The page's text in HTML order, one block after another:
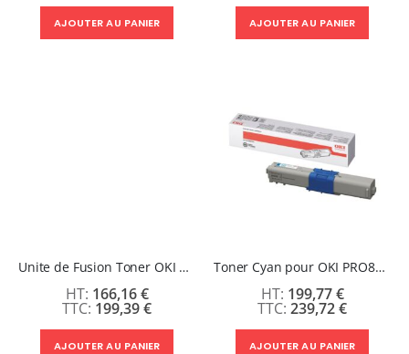
AJOUTER AU PANIER AJOUTER AU PANIER
Unite de Fusion Toner OKI PRO7411WT/C610/C711/Pro Neon 6410/C711WT/ES7411WT
199,39 €
166,16 €
AJOUTER AU PANIER
Toner Cyan pour OKI PRO8432WT
239,72 €
199,77 €
AJOUTER AU PANIER